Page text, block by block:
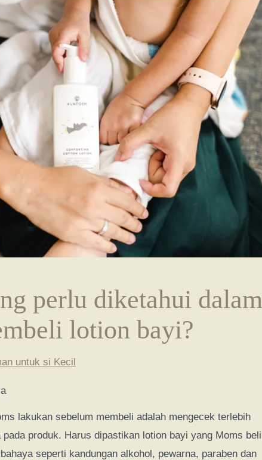
perlu diketahui dalam
lotion bayi?
untuk si Kecil
lakukan sebelum membeli adalah mengecek terlebih
pada produk. Harus dipastikan lotion bayi yang Moms beli
seperti kandungan alkohol, pewarna, paraben dan